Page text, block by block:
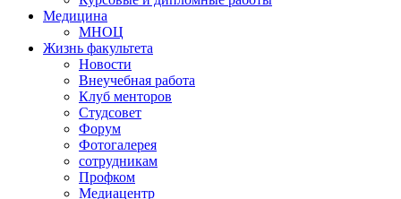
Медицина
МНОЦ
Жизнь факультета
Новости
Внеучебная работа
Клуб менторов
Студсовет
Форум
Фотогалерея
сотрудникам
Профком
Медиацентр